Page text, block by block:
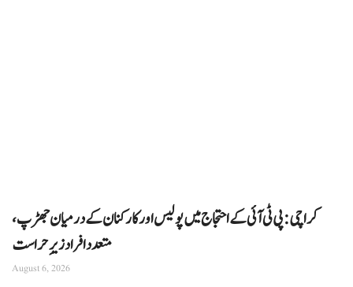
کراچی: پی ٹی آئی کے احتجاج میں پولیس اور کارکنان کے درمیان جھڑپ،
متعدد افراد زیرِ حراست
August 6, 2026